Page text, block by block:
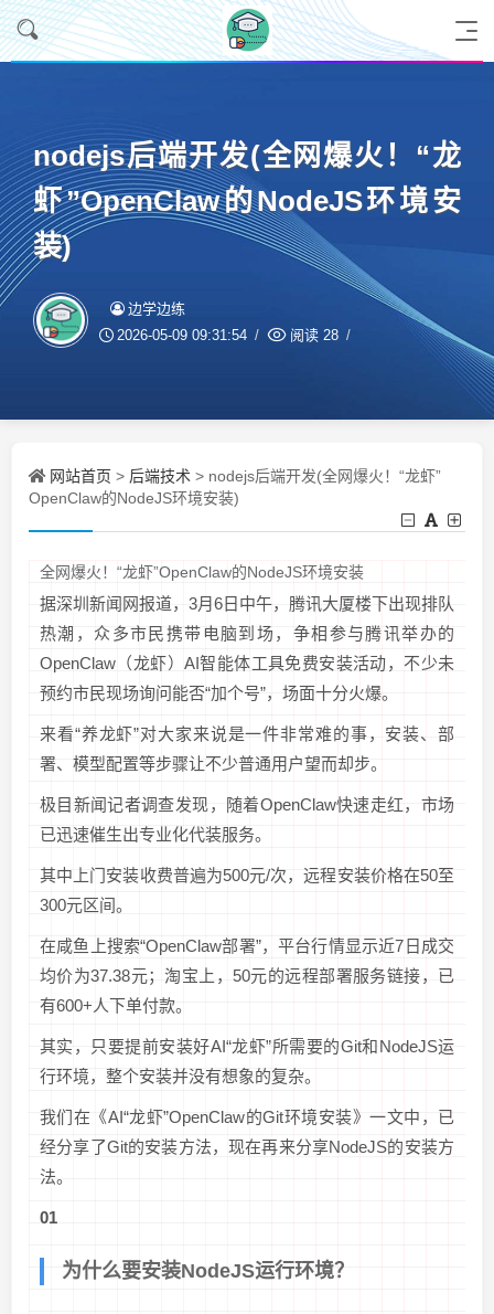
nodejs后端开发(全网爆火！“龙
虾”OpenClaw的NodeJS环境安
装)
边学边练
2026-05-09 09:31:54 阅读 28
网站首页 > 后端技术 > nodejs后端开发(全网爆火！“龙虾”
OpenClaw的NodeJS环境安装)
全网爆火！“龙虾”OpenClaw的NodeJS环境安装
据深圳新闻网报道，3月6日中午，腾讯大厦楼下出现排队
热潮，众多市民携带电脑到场，争相参与腾讯举办的
OpenClaw（龙虾）AI智能体工具免费安装活动，不少未
预约市民现场询问能否“加个号”，场面十分火爆。
来看“养龙虾”对大家来说是一件非常难的事，安装、部
署、模型配置等步骤让不少普通用户望而却步。
极目新闻记者调查发现，随着OpenClaw快速走红，市场
已迅速催生出专业化代装服务。
其中上门安装收费普遍为500元/次，远程安装价格在50至
300元区间。
在咸鱼上搜索“OpenClaw部署”，平台行情显示近7日成交
均价为37.38元；淘宝上，50元的远程部署服务链接，已
有600+人下单付款。
其实，只要提前安装好AI“龙虾”所需要的Git和NodeJS运
行环境，整个安装并没有想象的复杂。
我们在《AI“龙虾”OpenClaw的Git环境安装》一文中，已
经分享了Git的安装方法，现在再来分享NodeJS的安装方
法。
01
为什么要安装NodeJS运行环境？